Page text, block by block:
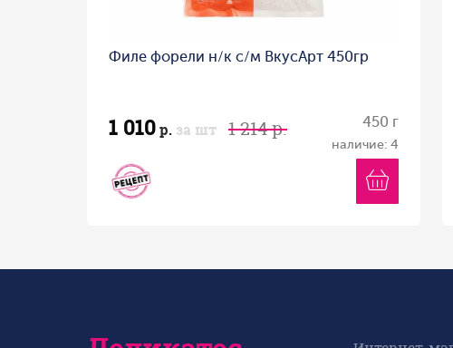
Филе форели н/к с/м ВкусАрт 450гр
1 010р. за шт 1 214 р. 450 г
наличие: 4